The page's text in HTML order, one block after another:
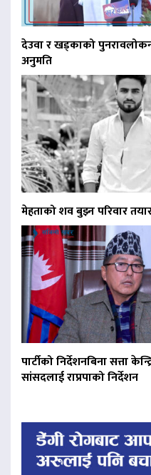
देउवा र खड्काको
अनुमति
मेहताको शव बुझ्न परिवार
पार्टीको निर्देशनबिना सत्ता
सांसदलाई राप्रपाको निर्देशन